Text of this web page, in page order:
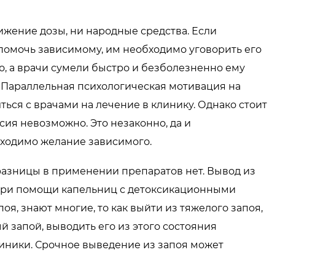
дозы, ни народные средства. Если
зависимому, им необходимо уговорить его
а врачи сумели быстро и безболезненно ему
психологическая мотивация на
с врачами на лечение в клинику. Однако стоит
невозможно. Это незаконно, да и
желание зависимого.
в применении препаратов нет. Вывод из
помощи капельниц с детоксикационными
знают многие, то как выйти из тяжелого запоя,
запой, выводить его из этого состояния
Срочное выведение из запоя может